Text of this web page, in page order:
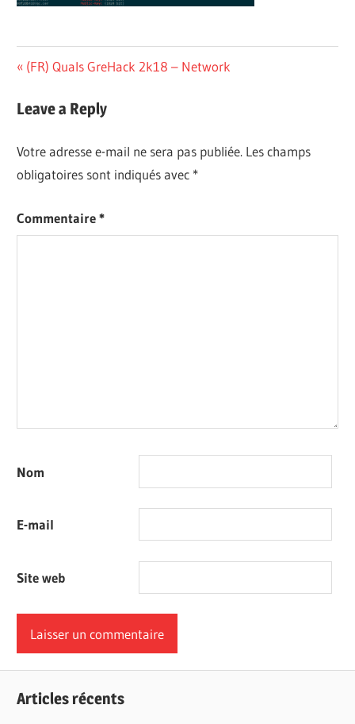
Navigation
de
Previous
(FR) Quals GreHack 2k18 – Network
Leave a Reply
Votre adresse e-mail ne sera pas publiée. Les champs
obligatoires sont indiqués avec *
Commentaire*
Nom
E-mail
Site web
Articles récents